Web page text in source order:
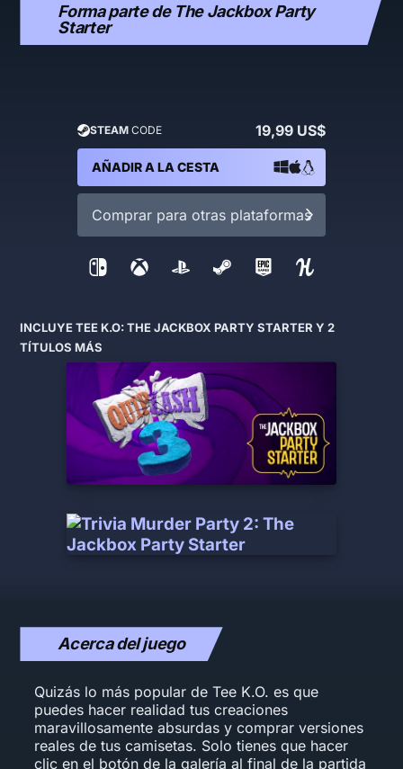
Forma parte de The Jackbox Party
Starter
STEAM CODE 19,99 US$
AÑADIR A LA CESTA
Comprar para otras plataformas
INCLUYE TEE K.O: THE JACKBOX PARTY STARTER Y 2
TÍTULOS MÁS
Acerca del juego
Quizás lo más popular de Tee K.O. es que
puedes hacer realidad tus creaciones
maravillosamente absurdas y comprar versiones
reales de tus camisetas. Solo tienes que hacer
clic en el botón de la galería al final de la partida